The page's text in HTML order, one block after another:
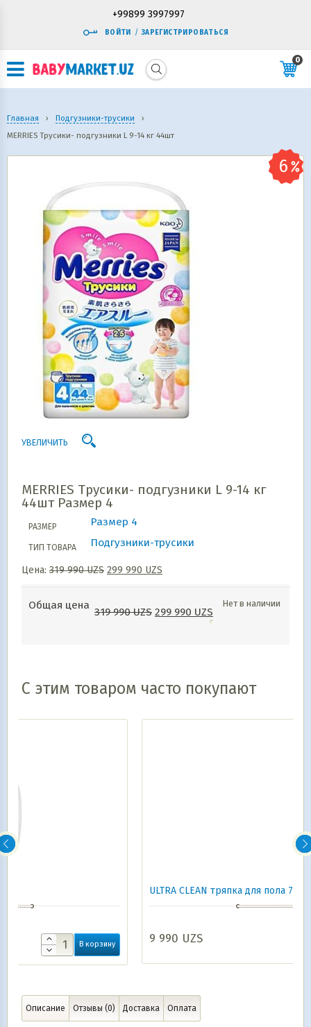
+99899 3997997
ВОЙТИ / ЗАРЕГИСТРИРОВАТЬСЯ
0
Главная › Подгузники-трусики
›
MERRIES Трусики- подгузники L 9-14 кг 44шт
УВЕЛИЧИТЬ
MERRIES Трусики- подгузники L 9-14 кг
44шт Размер 4
РАЗМЕР Размер 4
ТИП ТОВАРА Подгузники-трусики
Цена: 319 990UZS 299 990 UZS
Общая цена
319 990UZS 299 990 UZS
Нет в наличии
С этим товаром часто покупают
ULTRA CLEAN тряпка для пола 70*90
9 990UZS
Описание Отзывы (0) Доставка Оплата